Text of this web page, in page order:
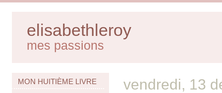
elisabethleroy
mes passions
MON HUITIÈME LIVRE vendredi, 13